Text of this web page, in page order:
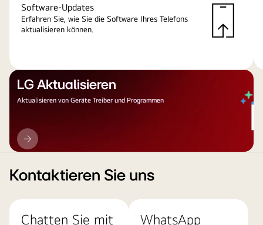
Software-Updates
Erfahren Sie, wie Sie die Software Ihres Telefons
aktualisieren können.
LG Aktualisieren
Aktualisieren von Geräte Treiber und Programmen
LG
Aktualisieren
Kontaktieren Sie uns
Chatten Sie mit
WhatsApp